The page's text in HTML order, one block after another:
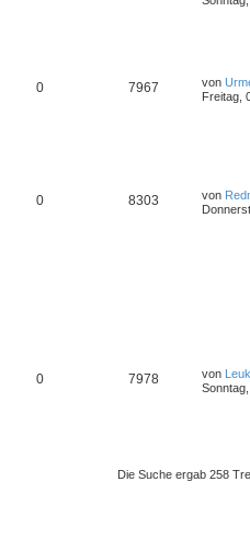
0 7967 von
Freitag,
0 8303 von
0 7978 von
Die Suche ergab 258